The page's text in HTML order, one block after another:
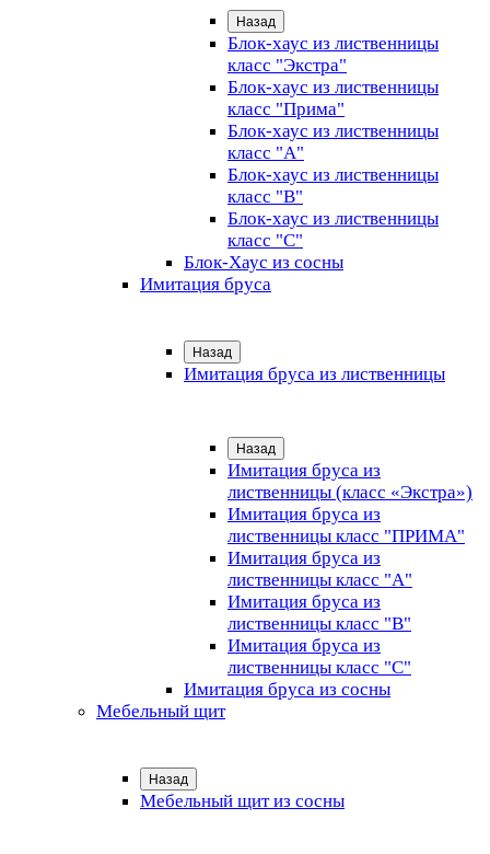
Назад
Блок-хаус из лиственницы
класс "Экстра"
Блок-хаус из лиственницы
класс "Прима"
Блок-хаус из лиственницы
класс "А"
Блок-хаус из лиственницы
класс "B"
Блок-хаус из лиственницы
класс "C"
Блок-Хаус из сосны
Имитация бруса
Назад
Имитация бруса из лиственницы
Назад
Имитация бруса из
лиственницы (класс «Экстра»)
Имитация бруса из
лиственницы класс "ПРИМА"
Имитация бруса из
лиственницы класс "А"
Имитация бруса из
лиственницы класс "B"
Имитация бруса из
лиственницы класс "C"
Имитация бруса из сосны
Мебельный щит
Назад
Мебельный щит из сосны